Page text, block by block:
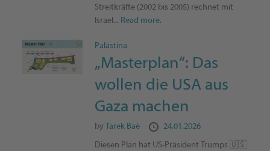
Streitkräfte (2002 bis 2005) rechnet mit
Israel... Read more.
Palästina
„Masterplan“: Das
wollen die USA aus
Gaza machen
by Tarek Baé 24.01.2026
Diesen Plan hat US-Präsident Trumps 🇺🇸